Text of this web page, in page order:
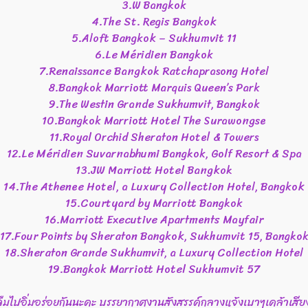
3.W Bangkok
4.The St. Regis Bangkok
5.Aloft Bangkok – Sukhumvit 11
6.Le Méridien Bangkok
7.Renaissance Bangkok Ratchaprasong Hotel
8.Bangkok Marriott Marquis Queen’s Park
9.The Westin Grande Sukhumvit, Bangkok
10.Bangkok Marriott Hotel The Surawongse
11.Royal Orchid Sheraton Hotel & Towers
12.Le Méridien Suvarnabhumi Bangkok, Golf Resort & Spa
13.JW Marriott Hotel Bangkok
14.The Athenee Hotel, a Luxury Collection Hotel, Bangkok
15.Courtyard by Marriott Bangkok
16.Marriott Executive Apartments Mayfair
17.Four Points by Sheraton Bangkok, Sukhumvit 15, Bangkok
18.Sheraton Grande Sukhumvit, a Luxury Collection Hotel
19.Bangkok Marriott Hotel Sukhumvit​ 57
ไปอิ่มอร่อยกันนะคะ​ บรรยากาศ​งานสังสรรค์​กลางแจ้งเบาๆเคล้าเสี